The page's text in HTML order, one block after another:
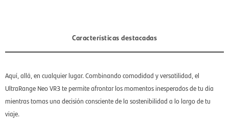
Características destacadas
Aquí, allá, en cualquier lugar. Combinando comodidad y versatilidad, el
UltraRange Neo VR3 te permite afrontar los momentos inesperados de tu día
mientras tomas una decisión consciente de la sostenibilidad a lo largo de tu
viaje.